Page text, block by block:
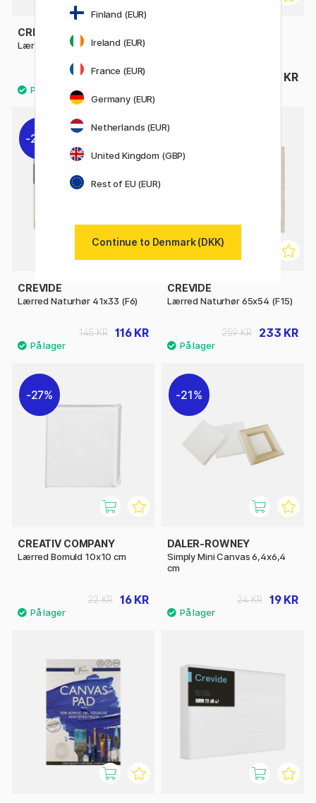
CREVIDE
Lærred Hvidt Hør 24x33 (F4)
119 KR 215 KR
20%
CREVIDE
Lærred Naturhør 41x33 (F6)
116 KR
145 KR
CREVIDE
Lærred Naturhør 65x54 (F15)
233 KR
259 KR
27%
CREATIV COMPANY
Lærred Bomuld 10x10 cm
16 KR
22 KR
21%
DALER-ROWNEY
Simply Mini Canvas 6,4x6,4
cm
19 KR
24 KR
Finland (EUR)
Ireland (EUR)
France (EUR)
Germany (EUR)
Netherlands (EUR)
United Kingdom (GBP)
Rest of EU (EUR)
Continue to Denmark (DKK)